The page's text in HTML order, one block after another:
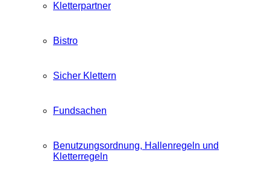
Kletterpartner
Bistro
Sicher Klettern
Fundsachen
Benutzungsordnung, Hallenregeln und
Kletterregeln